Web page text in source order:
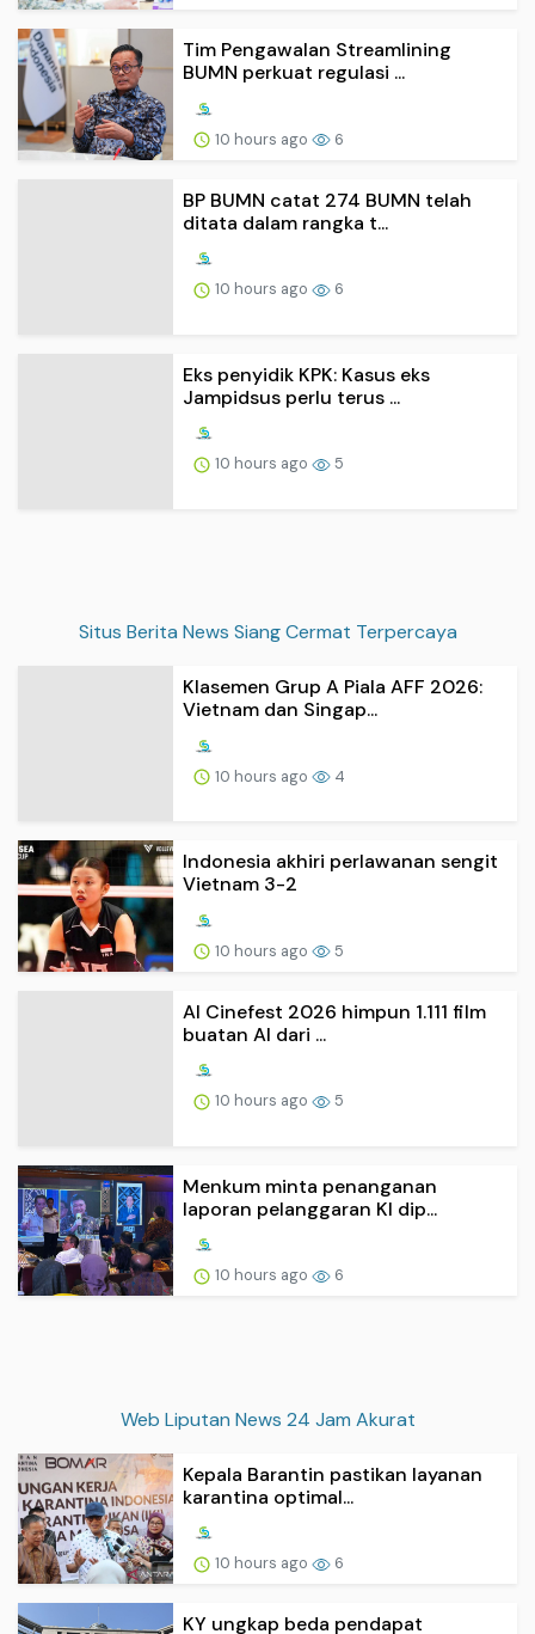
Tim Pengawalan Streamlining
BUMN perkuat regulasi ...
10 hours ago 6
BP BUMN catat 274 BUMN telah
ditata dalam rangka t...
10 hours ago 6
Eks penyidik KPK: Kasus eks
Jampidsus perlu terus ...
10 hours ago 5
Situs Berita News Siang Cermat Terpercaya
Klasemen Grup A Piala AFF 2026:
Vietnam dan Singap...
10 hours ago 4
Indonesia akhiri perlawanan sengit
Vietnam 3-2
10 hours ago 5
AI Cinefest 2026 himpun 1.111 film
buatan AI dari ...
10 hours ago 5
Menkum minta penanganan
laporan pelanggaran KI dip...
10 hours ago 6
Web Liputan News 24 Jam Akurat
Kepala Barantin pastikan layanan
karantina optimal...
10 hours ago 6
KY ungkap beda pendapat